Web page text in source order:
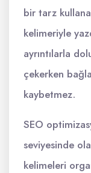
bir tarz
kelimeriyle
ayrıntılarla
çekerken
kaybetmez.
SEO
seviyesinde
kelimeleri